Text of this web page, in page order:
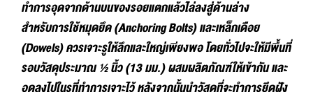
ทำการอุดจากด้านบนของรอยแตกแล้วไล่ลงสู่ด้านล่าง
สำหรับการใช้หมุดยึด (Anchoring Bolts) และเหล็กเดือย
(Dowels) ควรเจาะรูให้ลึกและใหญ่เพียงพอ โดยทั่วไปจะให้มีพื้นที่
รอบวัสดุประมาณ ½ นิ้ว (13 มม.) ผสมผลิตภัณฑ์ให้เข้ากัน และ
อุดลงไปในรูที่ทำการเจาะไว้ หลังจากนั้นนำวัสดุที่จะทำการยึดฝัง